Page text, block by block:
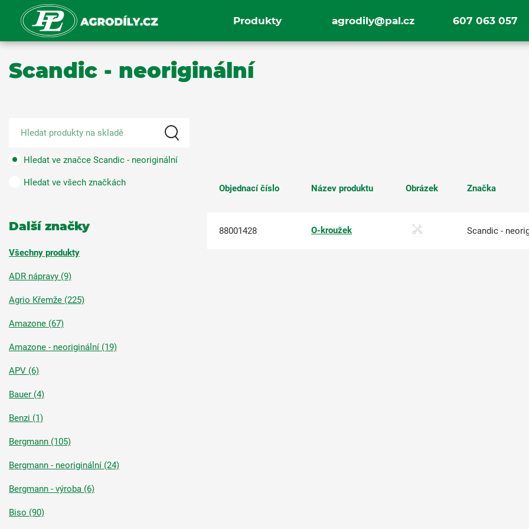
agrodily@pal.cz 607 063 057
Produkty
Scandic - neoriginální
Hledat ve značce Scandic - neoriginální
Hledat ve všech značkách
Další značky
Všechny produkty
ADR nápravy (9)
Agrio Křemže (225)
Amazone (67)
Amazone - neoriginální (19)
APV (6)
Bauer (4)
Benzi (1)
Bergmann (105)
Bergmann - neoriginální (24)
Bergmann - výroba (6)
Biso (90)
Objednací číslo Název produktu Obrázek Značka
88001428 O-kroužek Scandic -